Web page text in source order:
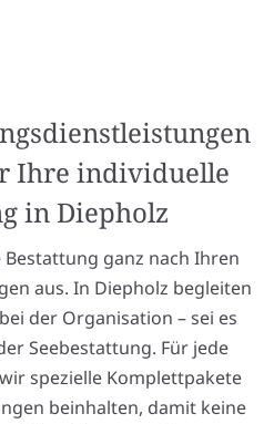
Ihre individuelle
in Diepholz
ganz nach Ihren
aus. In Diepholz begleiten
der Organisation – sei es
Seebestattung. Für jede
spezielle Komplettpakete
beinhalten, damit keine